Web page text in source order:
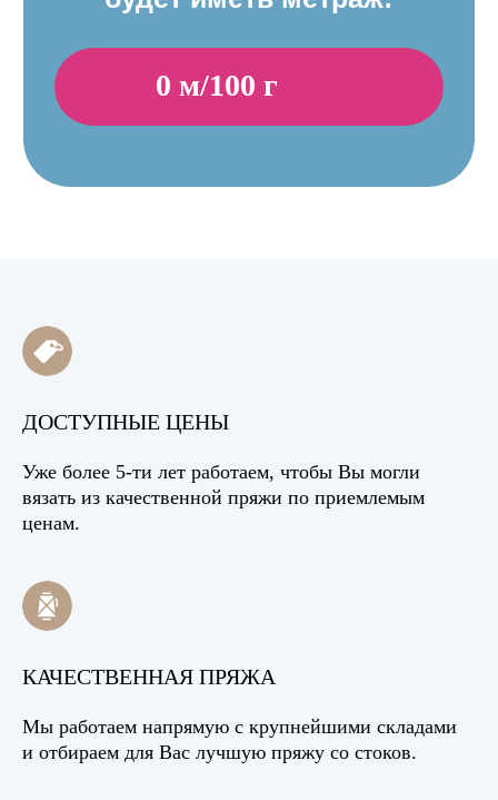
ДОСТУПНЫЕ ЦЕНЫ
Уже более 5-ти лет работаем, чтобы Вы могли
вязать из качественной пряжи по приемлемым
ценам.
КАЧЕСТВЕННАЯ ПРЯЖА
Мы работаем напрямую с крупнейшими складами
и отбираем для Вас лучшую пряжу со стоков.